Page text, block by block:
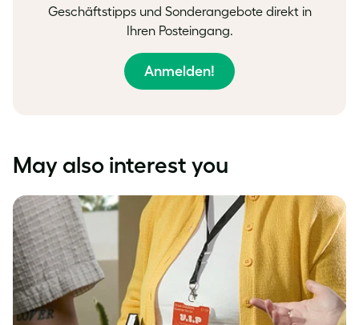
Geschäftstipps und Sonderangebote direkt in
Ihren Posteingang.
Anmelden!
May also interest you